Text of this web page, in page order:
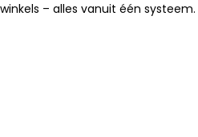
winkels – alles vanuit één systeem.